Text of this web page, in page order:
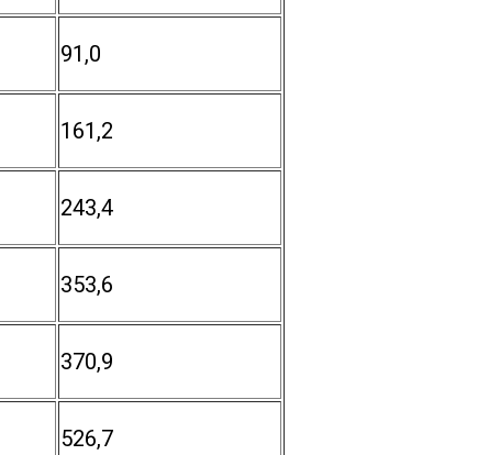
91,0
161,2
243,4
353,6
370,9
526,7